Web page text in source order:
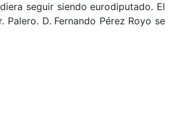
seguir siendo eurodiputado. El
D. Fernando Pérez Royo se